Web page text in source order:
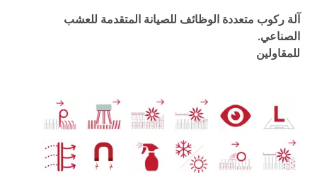
آلة ركوب متعددة الوظائف للصيانة المتقدمة للعشب
الصناعي.
للمقاولين